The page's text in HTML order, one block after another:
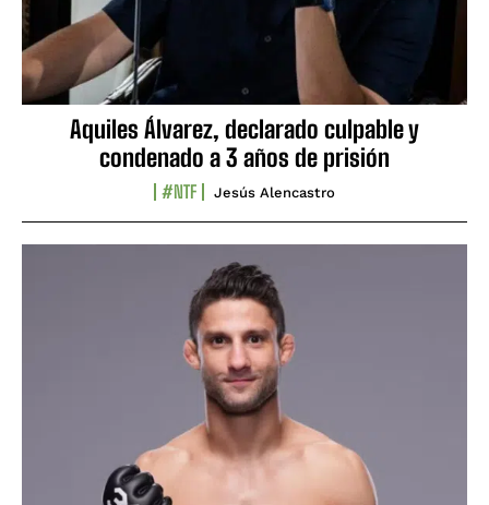
Aquiles Álvarez, declarado culpable y
condenado a 3 años de prisión
#NTF Jesús Alencastro